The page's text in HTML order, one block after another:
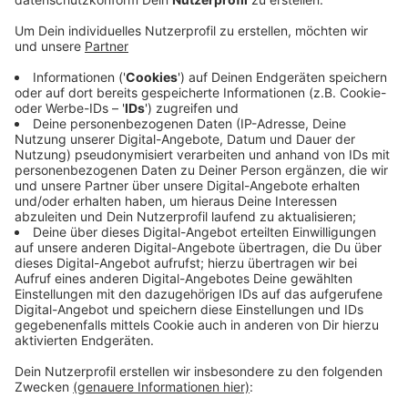
Anzeige
Für Autofahrer hat das Folgen: Von der Ellerstraße aus
kann in beiden Richtungen nur nach rechts abgebogen
werden. Auf der Kruppstraße ist das Linksabbiegen
nicht erlaubt. Die Ampel wird im Laufe der nächsten
Woche ausgetauscht. Gleichzeitig soll es mit der
neuen Ampel für die Straßenbahnlinie 706 schneller
vorrangehen.
Informationen der Stadt dazu
Anzeige